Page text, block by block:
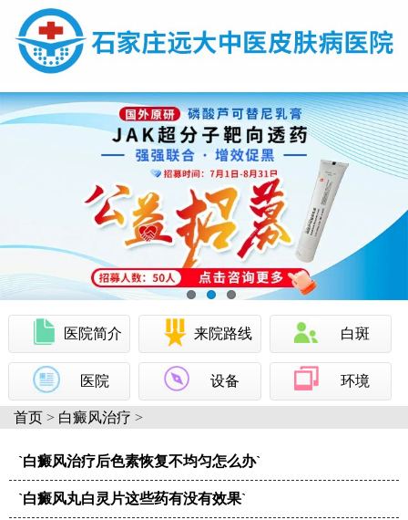
医院简介 来院路线 白斑
医院 设备 环境
首页 > 白癜风治疗 >
`白癜风治疗后色素恢复不均匀怎么办`
`白癜风丸白灵片这些药有没有效果`